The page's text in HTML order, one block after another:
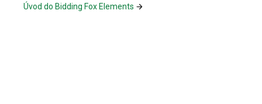
Úvod do Bidding Fox Elements